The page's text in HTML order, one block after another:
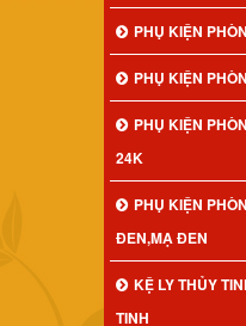
PHỤ KIỆN
PHỤ KIỆN
PHỤ KIỆN
24K
PHỤ KIỆN
ĐEN,MẠ ĐEN
KỆ LY THỦY
TINH